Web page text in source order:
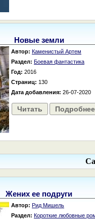
Новые земли
Автор: Каменистый Артем
Раздел: Боевая фантастика
Год: 2016
Страниц: 130
Дата добавления: 26-07-2020
Читать Подробнее
Жених ее подруги
Автор: Рид Мишель
Раздел: Короткие любовные